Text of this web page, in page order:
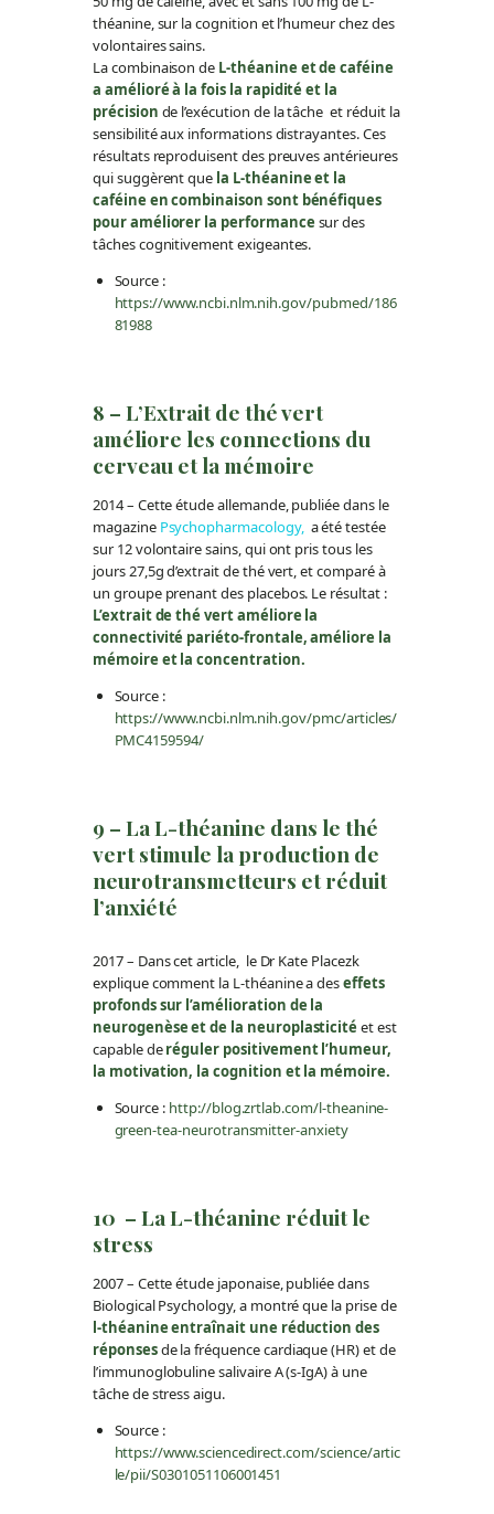
théanine, sur la cognition et l’humeur chez des
volontaires sains.
La combinaison de L-théanine et de caféine
a amélioré à la fois la rapidité et la
précision de l’exécution de la tâche et réduit la
sensibilité aux informations distrayantes. Ces
résultats reproduisent des preuves antérieures
qui suggèrent que la L-théanine et la
caféine en combinaison sont bénéfiques
pour améliorer la performance sur des
tâches cognitivement exigeantes.
Source :
https://www.ncbi.nlm.nih.gov/pubmed/186
81988
8 – L’Extrait de thé vert
améliore les connections du
cerveau et la mémoire
2014 – Cette étude allemande, publiée dans le
magazinePsychopharmacology, a été testée
sur 12 volontaire sains, qui ont pris tous les
jours 27,5g d’extrait de thé vert, et comparé à
un groupe prenant des placebos. Le résultat :
L’extrait de thé vert améliore la
connectivité pariéto-frontale, améliore la
mémoire et la concentration.
Source :
https://www.ncbi.nlm.nih.gov/pmc/articles/
PMC4159594/
9 – La L-théanine dans le thé
vert stimule la production de
neurotransmetteurs et réduit
l’anxiété
2017 – Dans cet article, le Dr Kate Placezk
explique comment la L-théanine a deseffets
profonds sur l’amélioration de la
neurogenèse et de la neuroplasticité et est
capable deréguler positivement l’humeur,
la motivation, la cognition et la mémoire.
Source : http://blog.zrtlab.com/l-theanine-
green-tea-neurotransmitter-anxiety
10 – La L-théanine réduit le
stress
2007 – Cette étude japonaise, publiée dans
Biological Psychology, a montré que la prise de
l-théanine entraînait une réduction des
réponsesde la fréquence cardiaque (HR) et de
l’immunoglobuline salivaire A (s-IgA) à une
tâche de stress aigu.
Source :
https://www.sciencedirect.com/science/artic
le/pii/S0301051106001451